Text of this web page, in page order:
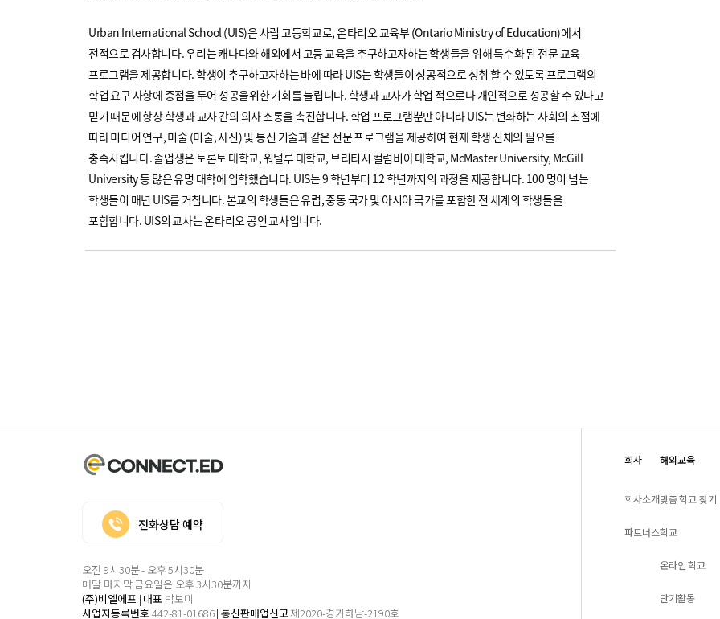
Urban International School (UIS)은 사립 고등학교로, 온타리오 교육부 (Ontario Ministry of Education)에서
전적으로 검사합니다. 우리는 캐나다와 해외에서 고등 교육을 추구하고자하는 학생들을 위해 특수화 된 전문 교육
프로그램을 제공합니다. 학생이 추구하고자하는 바에 따라 UIS는 학생들이 성공적으로 성취 할 수 있도록 프로그램의
학업 요구 사항에 중점을 두어 성공을위한 기회를 늘립니다. 학생과 교사가 학업 적으로나 개인적으로 성공할 수 있다고
믿기 때문에 항상 학생과 교사 간의 의사 소통을 촉진합니다. 학업 프로그램뿐만 아니라 UIS는 변화하는 사회의 초점에
따라 미디어 연구, 미술 (미술, 사진) 및 통신 기술과 같은 전문 프로그램을 제공하여 현재 학생 신체의 필요를
충족시킵니다. 졸업생은 토론토 대학교, 워털루 대학교, 브리티시 컬럼비아 대학교, McMaster University, McGill
University 등 많은 유명 대학에 입학했습니다. UIS는 9 학년부터 12 학년까지의 과정을 제공합니다. 100 명이 넘는
학생들이 매년 UIS를 거칩니다. 본교의 학생들은 유럽, 중동 국가 및 아시아 국가를 포함한 전 세계의 학생들을
포함합니다. UIS의 교사는 온타리오 공인 교사입니다.
전화상담 예약
오전 9시30분 - 오후 5시30분
매달 마지막 금요일은 오후 3시30분까지
(주)비엘에프 | 대표 박보미
사업자등록번호 442-81-01686| 통신판매업신고제2020-경기하남-2190호
회사
회사소개
파트너스
해외교육
맞춤 학교 찾기
학교
온라인 학교
단기활동